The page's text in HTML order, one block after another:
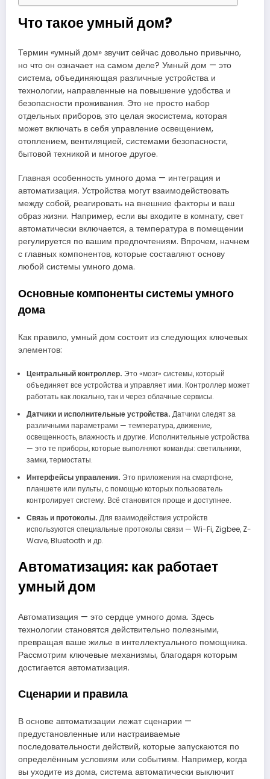
Что такое умный дом?
Термин «умный дом» звучит сейчас довольно привычно,
но что он означает на самом деле? Умный дом — это
система, объединяющая различные устройства и
технологии, направленные на повышение удобства и
безопасности проживания. Это не просто набор
отдельных приборов, это целая экосистема, которая
может включать в себя управление освещением,
отоплением, вентиляцией, системами безопасности,
бытовой техникой и многое другое.
Главная особенность умного дома — интеграция и
автоматизация. Устройства могут взаимодействовать
между собой, реагировать на внешние факторы и ваш
образ жизни. Например, если вы входите в комнату, свет
автоматически включается, а температура в помещении
регулируется по вашим предпочтениям. Впрочем, начнем
с главных компонентов, которые составляют основу
любой системы умного дома.
Основные компоненты системы умного
дома
Как правило, умный дом состоит из следующих ключевых
элементов:
Центральный контроллер. Это «мозг» системы, который
объединяет все устройства и управляет ими. Контроллер может
работать как локально, так и через облачные сервисы.
Датчики и исполнительные устройства. Датчики следят за
различными параметрами — температура, движение,
освещенность, влажность и другие. Исполнительные устройства
— это те приборы, которые выполняют команды: светильники,
замки, термостаты.
Интерфейсы управления. Это приложения на смартфоне,
планшете или пульты, с помощью которых пользователь
контролирует систему. Всё становится проще и доступнее.
Связь и протоколы. Для взаимодействия устройств
используются специальные протоколы связи — Wi-Fi, Zigbee, Z-
Wave, Bluetooth и др.
Автоматизация: как работает
умный дом
Автоматизация — это сердце умного дома. Здесь
технологии становятся действительно полезными,
превращая ваше жилье в интеллектуального помощника.
Рассмотрим ключевые механизмы, благодаря которым
достигается автоматизация.
Сценарии и правила
В основе автоматизации лежат сценарии —
предустановленные или настраиваемые
последовательности действий, которые запускаются по
определённым условиям или событиям. Например, когда
вы уходите из дома, система автоматически выключит